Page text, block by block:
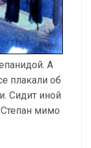
А
плакали об
Сидит иной
мимо